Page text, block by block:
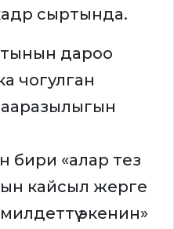
сыртында.
дароо
чогулган
бири «алар тез
кайсыл жерге
экенин»